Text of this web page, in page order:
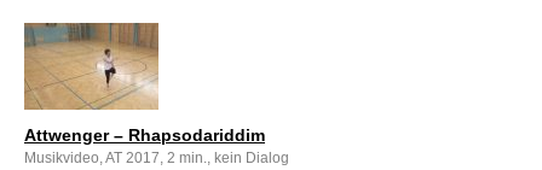
Attwenger – Rhapsodariddim
Musikvideo, AT 2017, 2 min., kein Dialog